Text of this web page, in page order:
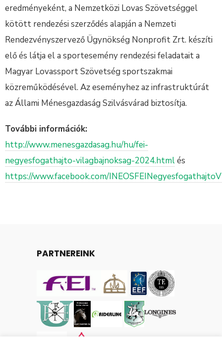
eredményeként, a Nemzetközi Lovas Szövetséggel
kötött rendezési szerződés alapján a Nemzeti
Rendezvényszervező Ügynökség Nonprofit Zrt. készíti
elő és látja el a sportesemény rendezési feladatait a
Magyar Lovassport Szövetség sportszakmai
közreműködésével. Az eseményhez az infrastruktúrát
az Állami Ménesgazdaság Szilvásvárad biztosítja.
További információk:
http://www.menesgazdasag.hu/hu/fei-
negyesfogathajto-vilagbajnoksag-2024.htmlés
https://www.facebook.com/
PARTNEREINK